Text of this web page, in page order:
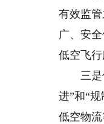
有效监
广、安
低空飞
三是低
进”和“
低空物